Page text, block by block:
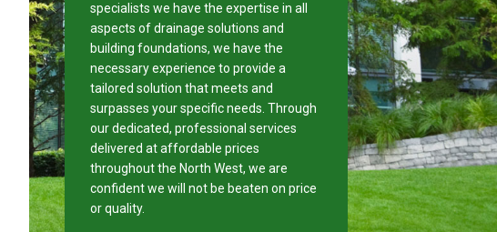
specialists we have the expertise in all
aspects of drainage solutions and
building foundations, we have the
necessary experience to provide a
tailored solution that meets and
surpasses your specific needs. Through
our dedicated, professional services
delivered at affordable prices
throughout the North West, we are
confident we will not be beaten on price
or quality.